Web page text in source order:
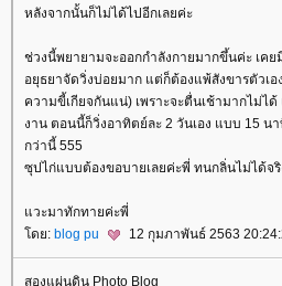
หลังจากนั้นก็ไม่ได้ไปอีกเลยค่ะ
ช่วงนี้พยายามจะออกกำลังกายมากขึ้นค่ะ เค
อยุธยาจัดวิ่งบ่อยมาก แต่ก็ต้องแพ้สังขารตัวเอ
ความขี้เกียจกันแน่) เพราะจะตื่นเช้ามากไม่ได้
งาน ตอนนี้ก็วิ่งอาทิตย์ละ 2 วันเอง แบบ 15
กว่านี้ 555
ซุปไก่แบบต้องขอบายเลยค่ะพี่ ทนกลิ่นไม่ได้จริ
วะมาทักทายค่ะพี่
ดย: blog pu 12 กุมภาพันธ์ 2563
สองแผ่นดิน Photo Blog